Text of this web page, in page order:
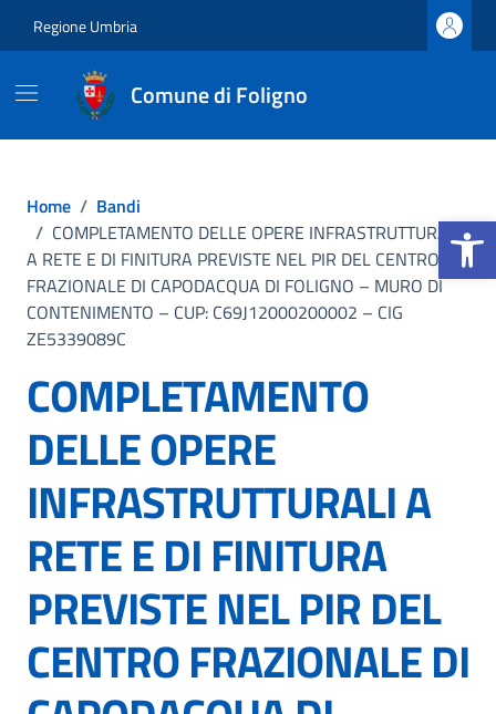
Apri la
Regione Umbria
Comune di Foligno
Home / Bandi
/ COMPLETAMENTO DELLE OPERE INFRASTRUTTURALI
A RETE E DI FINITURA PREVISTE NEL PIR DEL CENTRO
FRAZIONALE DI CAPODACQUA DI FOLIGNO – MURO DI
CONTENIMENTO – CUP: C69J12000200002 – CIG
ZE5339089C
COMPLETAMENTO
DELLE OPERE
INFRASTRUTTURALI A
RETE E DI FINITURA
PREVISTE NEL PIR DEL
CENTRO FRAZIONALE DI